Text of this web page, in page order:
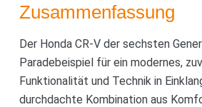
Zusammenfassung
Der Honda CR-V der sechsten
Paradebeispiel für ein modernes,
Funktionalität und Technik in
durchdachte Kombination aus